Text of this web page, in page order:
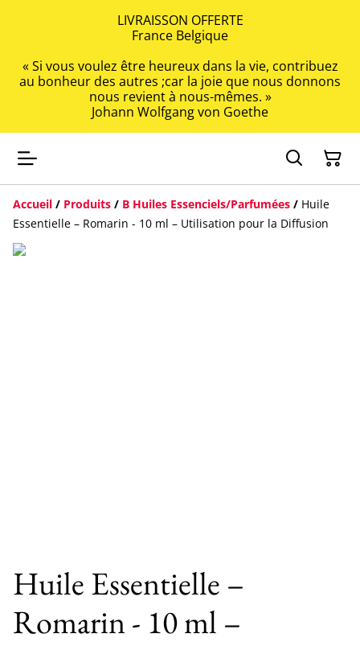
LIVRAISSON OFFERTE
France Belgique
« Si vous voulez être heureux dans la vie, contribuez
au bonheur des autres ;car la joie que nous donnons
nous revient à nous-mêmes. »
Johann Wolfgang von Goethe
Accueil / Produits / B Huiles Essenciels/Parfumées / Huile
Essentielle – Romarin - 10 ml – Utilisation pour la Diffusion
Huile Essentielle –
Romarin - 10 ml –